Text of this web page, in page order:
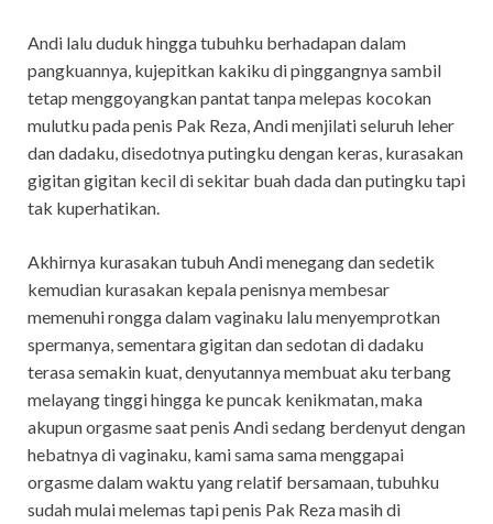
Andi lalu duduk hingga tubuhku berhadapan dalam
pangkuannya, kujepitkan kakiku di pinggangnya sambil
tetap menggoyangkan pantat tanpa melepas kocokan
mulutku pada penis Pak Reza, Andi menjilati seluruh leher
dan dadaku, disedotnya putingku dengan keras, kurasakan
gigitan gigitan kecil di sekitar buah dada dan putingku tapi
tak kuperhatikan.
Akhirnya kurasakan tubuh Andi menegang dan sedetik
kemudian kurasakan kepala penisnya membesar
memenuhi rongga dalam vaginaku lalu menyemprotkan
spermanya, sementara gigitan dan sedotan di dadaku
terasa semakin kuat, denyutannya membuat aku terbang
melayang tinggi hingga ke puncak kenikmatan, maka
akupun orgasme saat penis Andi sedang berdenyut dengan
hebatnya di vaginaku, kami sama sama menggapai
orgasme dalam waktu yang relatif bersamaan, tubuhku
sudah mulai melemas tapi penis Pak Reza masih di